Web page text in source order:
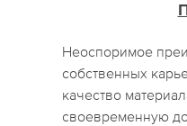
Неоспоримое
собственных
качество
своевременную